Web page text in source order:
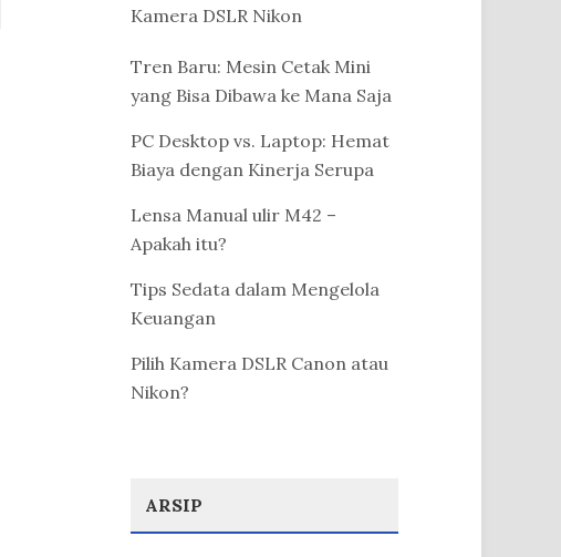
Kamera DSLR Nikon
Tren Baru: Mesin Cetak Mini
yang Bisa Dibawa ke Mana Saja
PC Desktop vs. Laptop: Hemat
Biaya dengan Kinerja Serupa
Lensa Manual ulir M42 –
Apakah itu?
Tips Sedata dalam Mengelola
Keuangan
Pilih Kamera DSLR Canon atau
Nikon?
ARSIP